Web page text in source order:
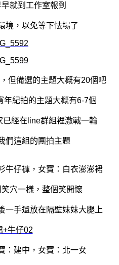
就到工作室報到
境，以免等下怯場了
但備選的主題大概有20個吧
年紀拍的主題大概有6-7個
經在line群組裡激戰一輪
們這組的團拍主題
牛仔褲，女寶：白衣澎澎裙
穴一樣，整個笑開懷
一手還放在隔壁妹妹大腿上
：建中，女寶：北一女